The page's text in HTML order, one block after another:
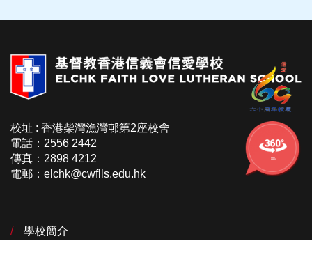
學校的
360校舍
校址 : 香港柴灣漁灣邨第2座校舍
電話：2556 2442
傳真：2898 4212
電郵：elchk@cwflls.edu.hk
學校簡介